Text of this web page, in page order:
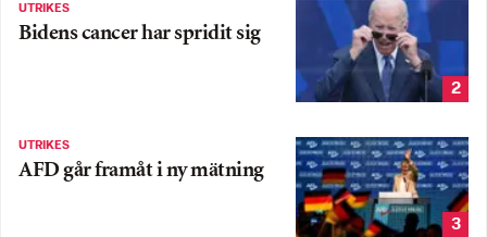
UTRIKES
Bidens cancer har spridit sig
2
UTRIKES
AFD går framåt i ny mätning
3